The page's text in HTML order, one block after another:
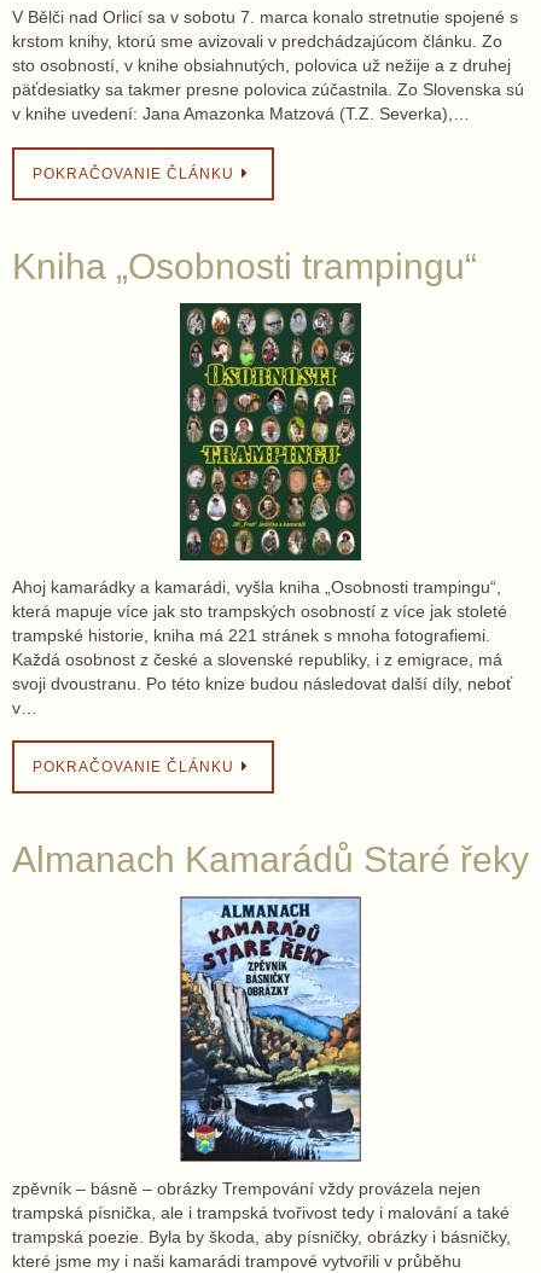
V Bělči nad Orlicí sa v sobotu 7. marca konalo stretnutie spojené s
krstom knihy, ktorú sme avizovali v predchádzajúcom článku. Zo
sto osobností, v knihe obsiahnutých, polovica už nežije a z druhej
päťdesiatky sa takmer presne polovica zúčastnila. Zo Slovenska sú
v knihe uvedení: Jana Amazonka Matzová (T.Z. Severka),…
POKRAČOVANIE ČLÁNKU
Kniha „Osobnosti trampingu“
Ahoj kamarádky a kamarádi, vyšla kniha „Osobnosti trampingu“,
která mapuje více jak sto trampských osobností z více jak stoleté
trampské historie, kniha má 221 stránek s mnoha fotografiemi.
Každá osobnost z české a slovenské republiky, i z emigrace, má
svoji dvoustranu. Po této knize budou následovat další díly, neboť
v…
POKRAČOVANIE ČLÁNKU
Almanach Kamarádů Staré řeky
zpěvník – básně – obrázky Trempování vždy provázela nejen
trampská písnička, ale i trampská tvořivost tedy i malování a také
trampská poezie. Byla by škoda, aby písničky, obrázky i básničky,
které jsme my i naši kamarádi trampové vytvořili v průběhu